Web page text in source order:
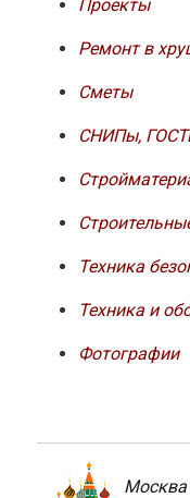
Проекты
Ремонт в
Сметы
СНИПы,
Техника
Техника и
Фотографии
Москва